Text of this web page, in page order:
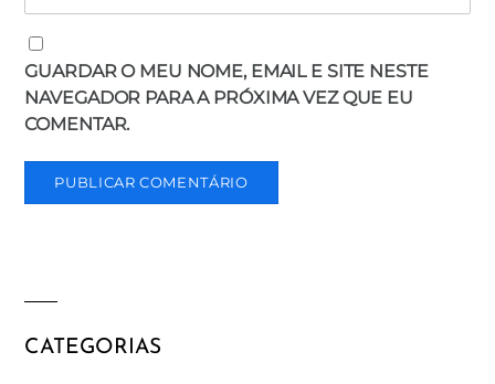
GUARDAR O MEU NOME, EMAIL E SITE NESTE
NAVEGADOR PARA A PRÓXIMA VEZ QUE EU
COMENTAR.
CATEGORIAS